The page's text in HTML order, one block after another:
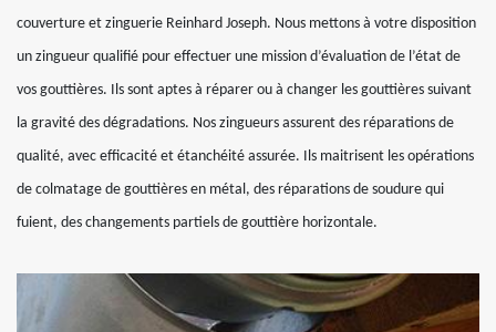
couverture et zinguerie Reinhard Joseph. Nous mettons à votre disposition
un zingueur qualifié pour effectuer une mission d’évaluation de l’état de
vos gouttières. Ils sont aptes à réparer ou à changer les gouttières suivant
la gravité des dégradations. Nos zingueurs assurent des réparations de
qualité, avec efficacité et étanchéité assurée. Ils maitrisent les opérations
de colmatage de gouttières en métal, des réparations de soudure qui
fuient, des changements partiels de gouttière horizontale.